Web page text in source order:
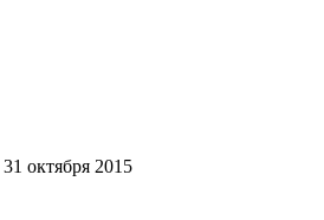
31 октября 2015